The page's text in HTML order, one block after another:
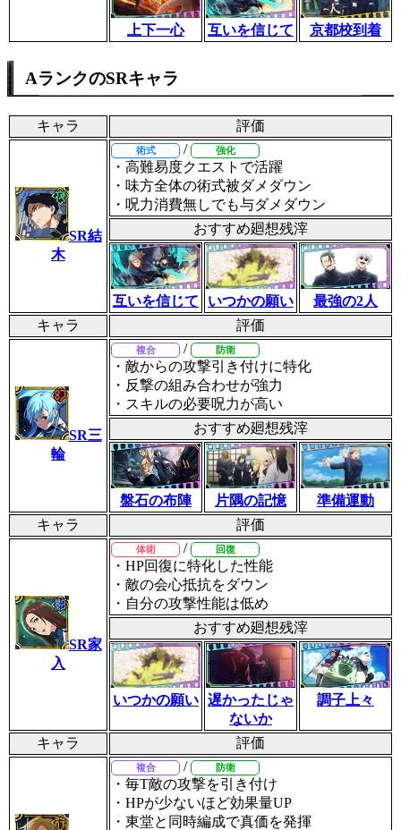
上下一心 互いを信じて 京都校到着
AランクのSRキャラ
キャラ 評価
SR結
木
術式 / 強化
・高難易度クエストで活躍
・味方全体の術式被ダメダウン
・呪力消費無しでも与ダメダウン
おすすめ廻想残滓
互いを信じて いつかの願い
最強の2人
キャラ
評価
SR三
輪
複合 / 防衛
・敵からの攻撃引き付けに特化
・反撃の組み合わせが強力
・スキルの必要呪力が高い
おすすめ廻想残滓
盤石の布陣 片隅の記憶
準備運動
キャラ
評価
SR家
入
体術 / 回復
・HP回復に特化した性能
・敵の会心抵抗をダウン
・自分の攻撃性能は低め
おすすめ廻想残滓
いつかの願い 遅かったじゃ
ないか
調子上々
キャラ 評価
複合 / 防衛
・毎T敵の攻撃を引き付け
・HPが少ないほど効果量UP
・東堂と同時編成で真価を発揮